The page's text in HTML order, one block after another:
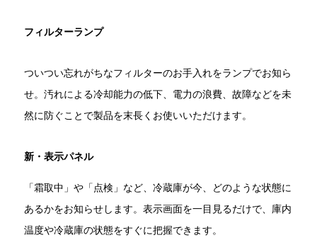
フィルターランプ
ついつい忘れがちなフィルターのお手入れをランプでお知ら
せ。汚れによる冷却能力の低下、電力の浪費、故障などを未
然に防ぐことで製品を末長くお使いいただけます。
新・表示パネル
「霜取中」や「点検」など、冷蔵庫が今、どのような状態に
あるかをお知らせします。表示画面を一目見るだけで、庫内
温度や冷蔵庫の状態をすぐに把握できます。